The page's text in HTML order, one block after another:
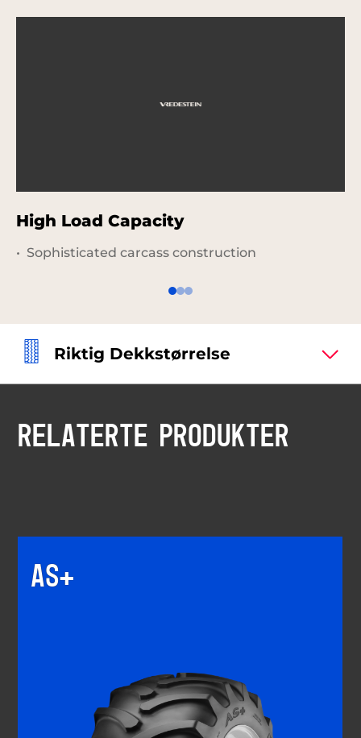
High Load Capacity
Sophisticated carcass construction
Riktig Dekkstørrelse
RELATERTE PRODUKTER
AS+